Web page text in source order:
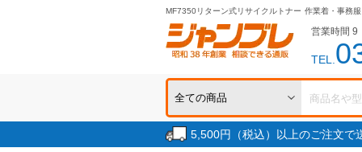
MF7350リターン式リサイクルトナー 作業着・事務
営業時間 9
TEL.
5,500円（税込）以上のご注文